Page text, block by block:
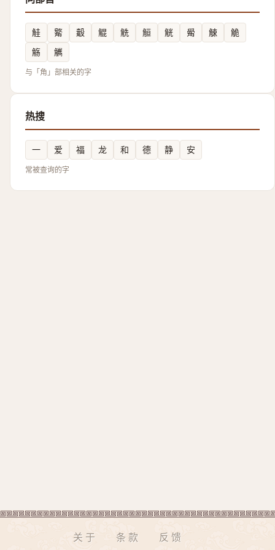
觟 䚫 觳 䚠 䚚 䚙 觥 觷 觫
觤
觞
觽
与「角」部相关的字
热搜
一 爱 福 龙 和 德 静 安
常被查询的字
关于 条款 反馈